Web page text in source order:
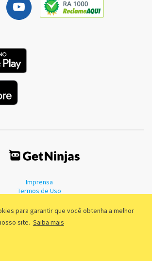
para garantir que você obtenha a melhor
site. Saiba mais
Imprensa
Termos de Uso
LTDA. CNPJ 55.744.877/0001-89 - Rua Dr.
85 - 3º andar - São Paulo/SP - Brasil